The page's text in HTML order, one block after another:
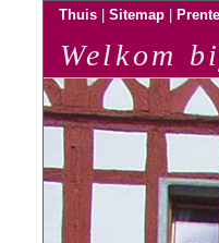
Thuis Sitemap
Welkom